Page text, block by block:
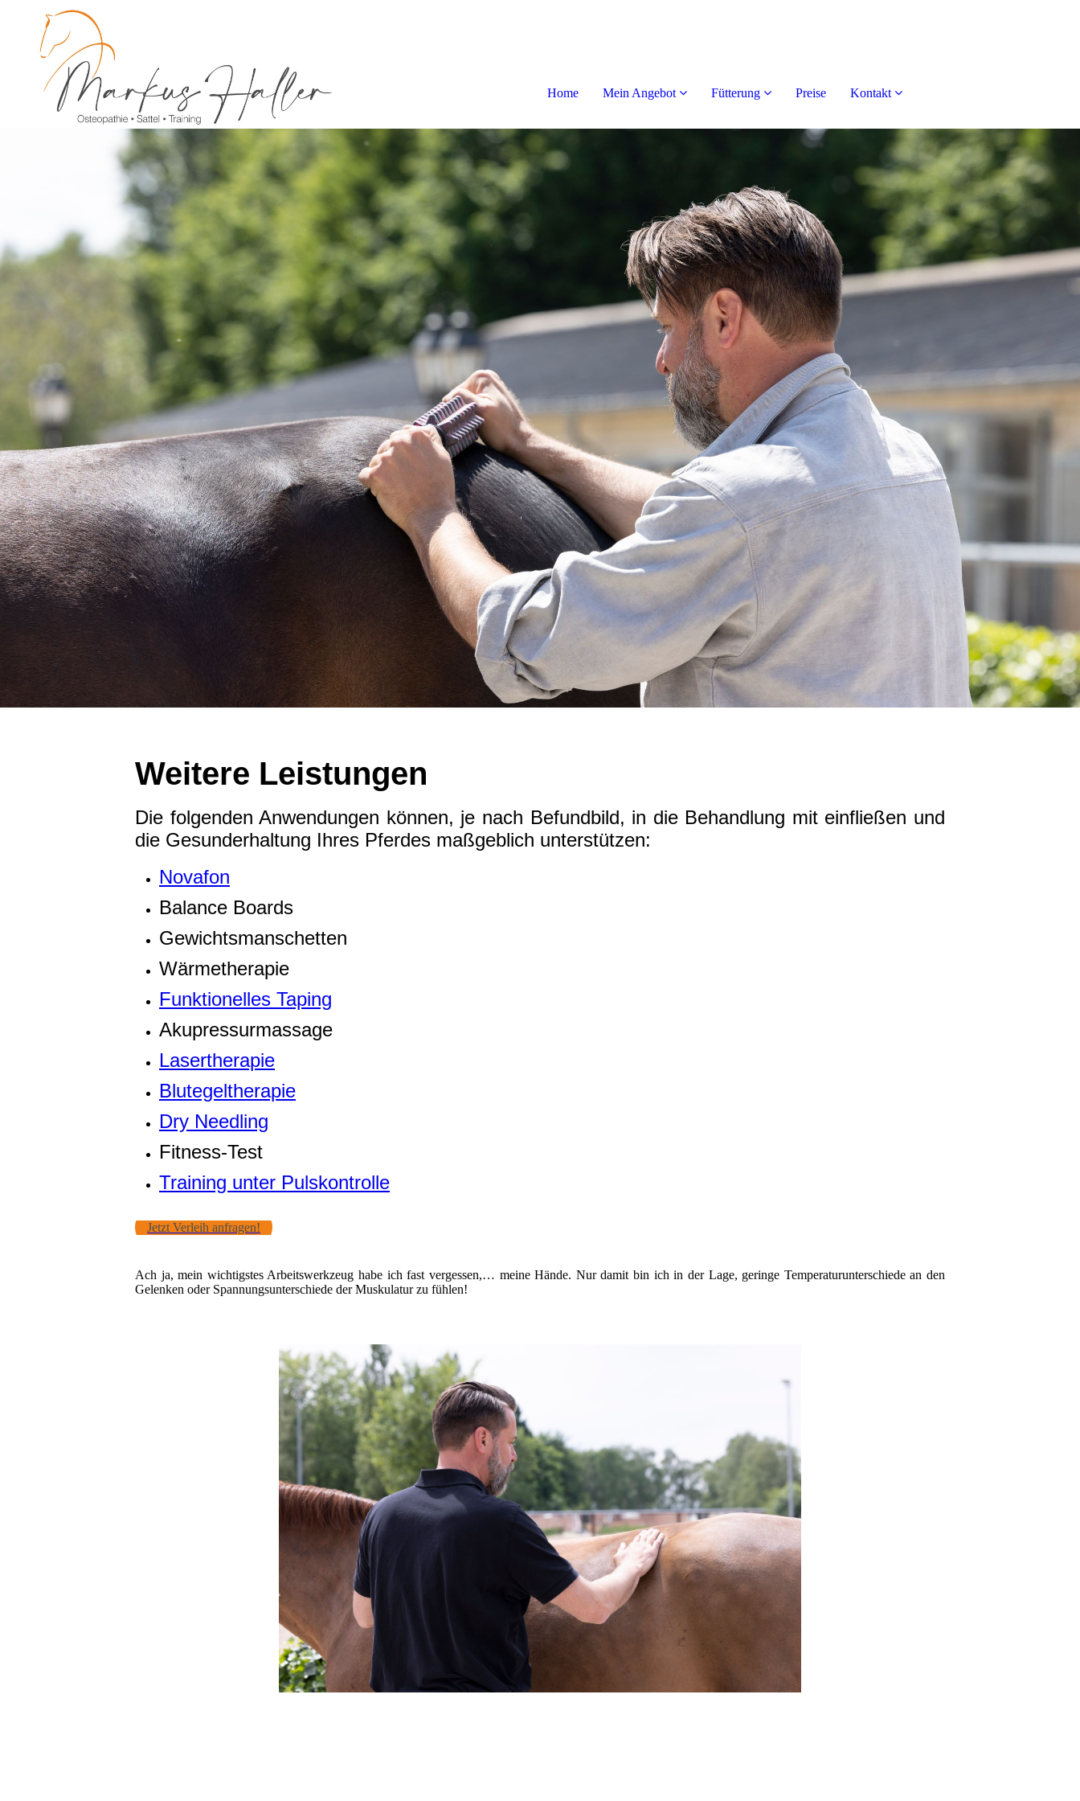
Home Mein Angebot Fütterung Preise Kontakt
Weitere Leistungen
Die folgenden Anwendungen können, je nach Befundbild, in die Behandlung mit einfließen und
die Gesunderhaltung Ihres Pferdes maßgeblich unterstützen:
Novafon
Balance Boards
Gewichtsmanschetten
Wärmetherapie
Funktionelles Taping
Akupressurmassage
Lasertherapie
Blutegeltherapie
Dry Needling
Fitness-Test
Training unter Pulskontrolle
Jetzt Verleih anfragen!
Ach ja, mein wichtigstes Arbeitswerkzeug habe ich fast vergessen,… meine Hände. Nur damit bin ich in der Lage, geringe Temperaturunterschiede an den
Gelenken oder Spannungsunterschiede der Muskulatur zu fühlen!